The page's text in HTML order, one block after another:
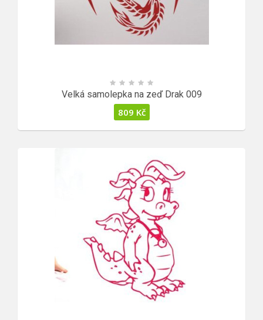
Velká samolepka na zeď Drak 009
809 Kč